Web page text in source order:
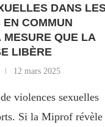
DANS
COMMUN
QUE LA
LIBÈRE
12 mars 2025
violences sexuelles
Si la Miprof révèle